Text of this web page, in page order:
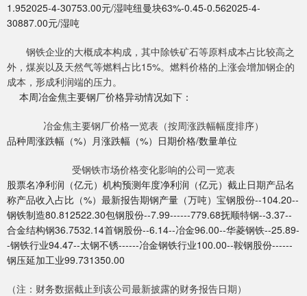
1.952025-4-30753.00元/湿吨纽曼块63%-0.45-0.562025-4-
30887.00元/湿吨
钢铁企业的大概成本构成，其中除铁矿石等原料成本占比较高之
外，煤炭以及天然气等燃料占比15%。燃料价格的上涨会增加钢企的
成本，形成利润端的压力。
本周冶金焦主要钢厂价格异动情况如下：
冶金焦主要钢厂价格一览表（按周涨跌幅幅度排序）
品种周涨跌幅（%）月涨跌幅（%）日期价格/数量单位
受钢铁市场价格变化影响的公司一览表
股票名净利润（亿元）机构预测年度净利润（亿元）截止日期产品名
称产品收入占比（%）最新报告期钢产量（万吨）宝钢股份--104.20--
钢铁制造80.812522.30包钢股份--7.99------779.68抚顺特钢--3.37--
合金结构钢36.7532.14首钢股份--6.14--冶金96.00--华菱钢铁--25.89-
-钢铁行业94.47--太钢不锈------冶金钢铁行业100.00--鞍钢股份------
钢压延加工业99.731350.00
（注：财务数据截止到该公司最新披露的财务报告日期）